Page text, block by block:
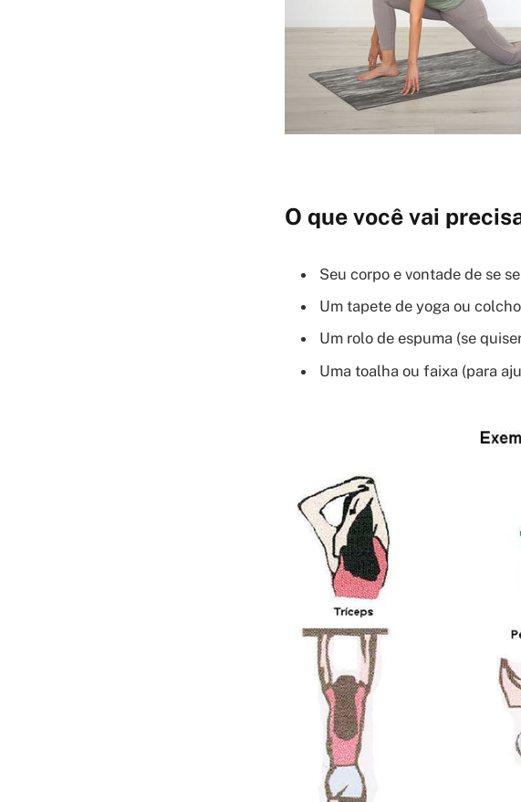
O que você vai
Seu corpo e vontade de se
Um tapete de yoga ou
Um rolo de espuma (se
Uma toalha ou faixa (para